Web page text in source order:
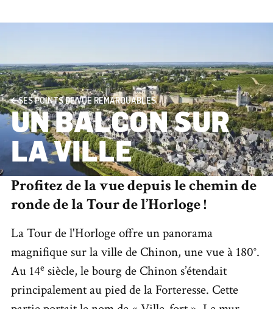
SES POINTS DE VUE REMARQUABLES
UN BALCON SUR
LA VILLE
Profitez de la vue depuis le chemin de
ronde de la Tour de l’Horloge !
La Tour de l'Horloge offre un panorama
magnifique sur la ville de Chinon, une vue à 180°.
Au 14e siècle, le bourg de Chinon s’étendait
principalement au pied de la Forteresse. Cette